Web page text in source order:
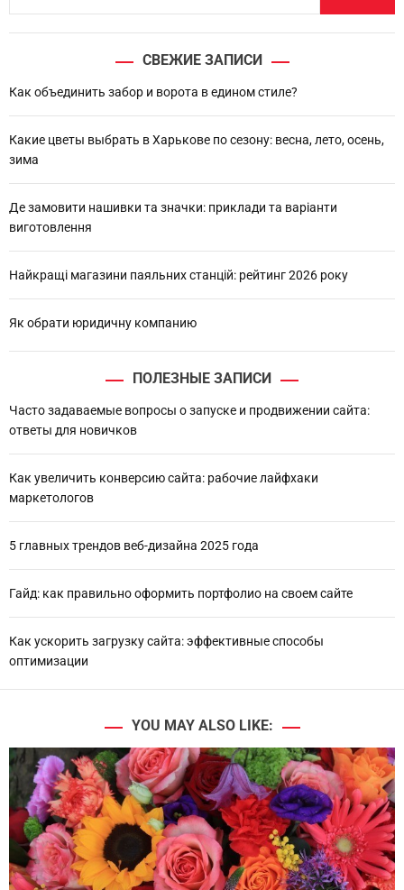
h
СВЕЖИЕ ЗАПИСИ
Как объединить забор и ворота в едином стиле?
Какие цветы выбрать в Харькове по сезону: весна, лето, осень,
зима
Де замовити нашивки та значки: приклади та варіанти
виготовлення
Найкращі магазини паяльних станцій: рейтинг 2026 року
Як обрати юридичну компанию
ПОЛЕЗНЫЕ ЗАПИСИ
Часто задаваемые вопросы о запуске и продвижении сайта:
ответы для новичков
Как увеличить конверсию сайта: рабочие лайфхаки
маркетологов
5 главных трендов веб-дизайна 2025 года
Гайд: как правильно оформить портфолио на своем сайте
Как ускорить загрузку сайта: эффективные способы
оптимизации
YOU MAY ALSO LIKE: